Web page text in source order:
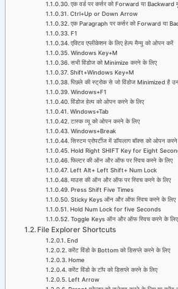
एक वर्ड पर कर्सर को Forward या Backward
Ctrl+Up or Down Arrow
एक Paragraph पर कर्सर को Forward या
F1
एक्टिव एप्लीकेशन के लिए हेल्प मैन्यु को ओपन करें
Windows Key+M
सभी विंडोज को Minimize करने के लिए
Shift+Windows Key+M
पिछले की स्ट्रोक से जो विंडोज Minimized है
Windows+F1
विंडोज हेल्प को ओपन करने के लिए
Windows+Tab
टास्क व्यू को ओपन करने के लिए
Windows+Break
सिस्टम प्रोपर्टीज में डॉयलाग बॉक्स को ओपन
Hold Right SHIFT Key for Eight
फिल्टर की ऑन और ऑफ पर स्विच करने के लिए
Left Alt+ Left Shift+ Num Lock
माउस की ऑन और ऑफ पर स्विच करने के लिए
Press Shift Five Times
Sticky Keys ऑन और ऑफ स्विच करने के लिए
Hold Num Lock for five Seconds
Toggle Keys ऑन और ऑफ स्विच करने के लिए
File Explorer Shortcuts
End
करेंट विंडो के Bottom को डिसप्ले करने के लिए
Home
करेंट विंडो के टॉप को डिसप्ले करने के लिए
Left Arrow